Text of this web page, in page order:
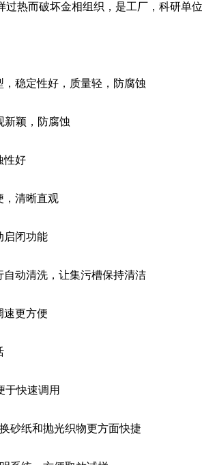
热而破坏金相组织，是工厂，科研单
稳定性好，质量轻，防腐蚀
颖，防腐蚀
性好
清晰直观
启闭功能
动清洗，让集污槽保持清洁
更方便
快速调用
砂纸和抛光织物更方面快捷